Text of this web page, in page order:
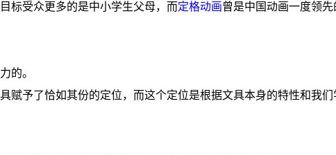
标受众更多的是中小学生父母，而定格动画曾是中国动画一度领
的。
赋予了恰如其份的定位，而这个定位是根据文具本身的特性和我